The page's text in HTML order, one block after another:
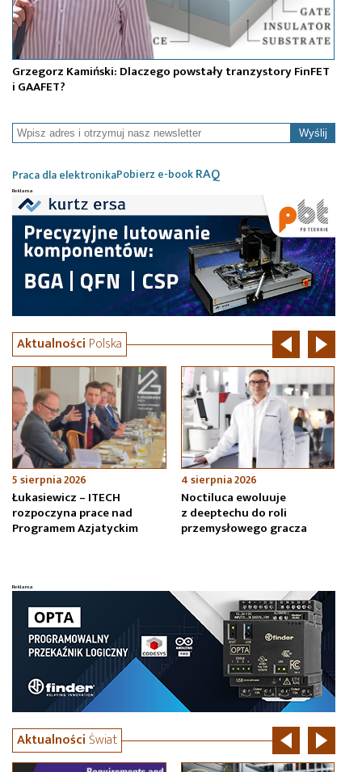
Grzegorz Kamiński: Dlaczego powstały tranzystory FinFET
i GAAFET?
Wyślij
Praca dla elektronikaPobierz e-bookRAQ
Aktualności Polska
5 sierpnia 2026
Łukasiewicz – ITECH
rozpoczyna prace nad
Programem Azjatyckim
4 sierpnia 2026
Noctiluca ewoluuje
z deeptechu do roli
przemysłowego gracza
AktualnościŚwiat